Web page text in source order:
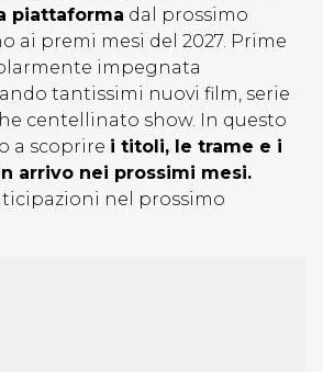
piattaforma dal prossimo
ai premi mesi del 2027. Prime
impegnata
tantissimi nuovi film, serie
centellinato show. In questo
a scoprire i titoli, le trame e i
arrivo nei prossimi mesi.
nel prossimo